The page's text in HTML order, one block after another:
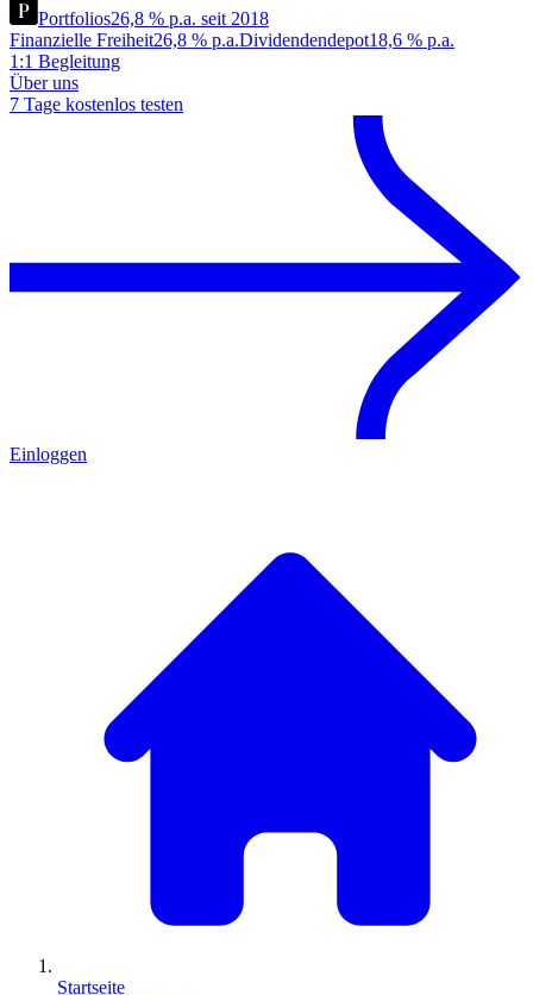
Portfolios26,8 % p.a. seit 2018
Finanzielle Freiheit26,8 % p.a.Dividendendepot18,6 % p.a.
1:1 Begleitung
Über uns
7 Tage kostenlos testen
Einloggen
Startseite